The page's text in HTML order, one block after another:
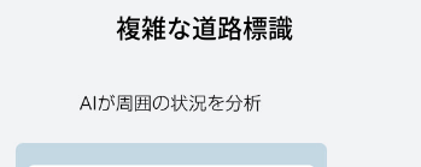
複雑な道路標識